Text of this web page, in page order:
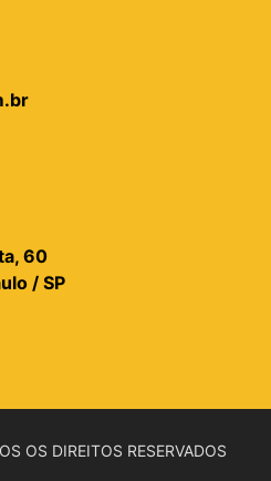
60
/ SP
OS DIREITOS RESERVADOS